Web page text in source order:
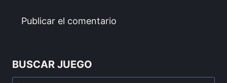
BUSCAR JUEGO